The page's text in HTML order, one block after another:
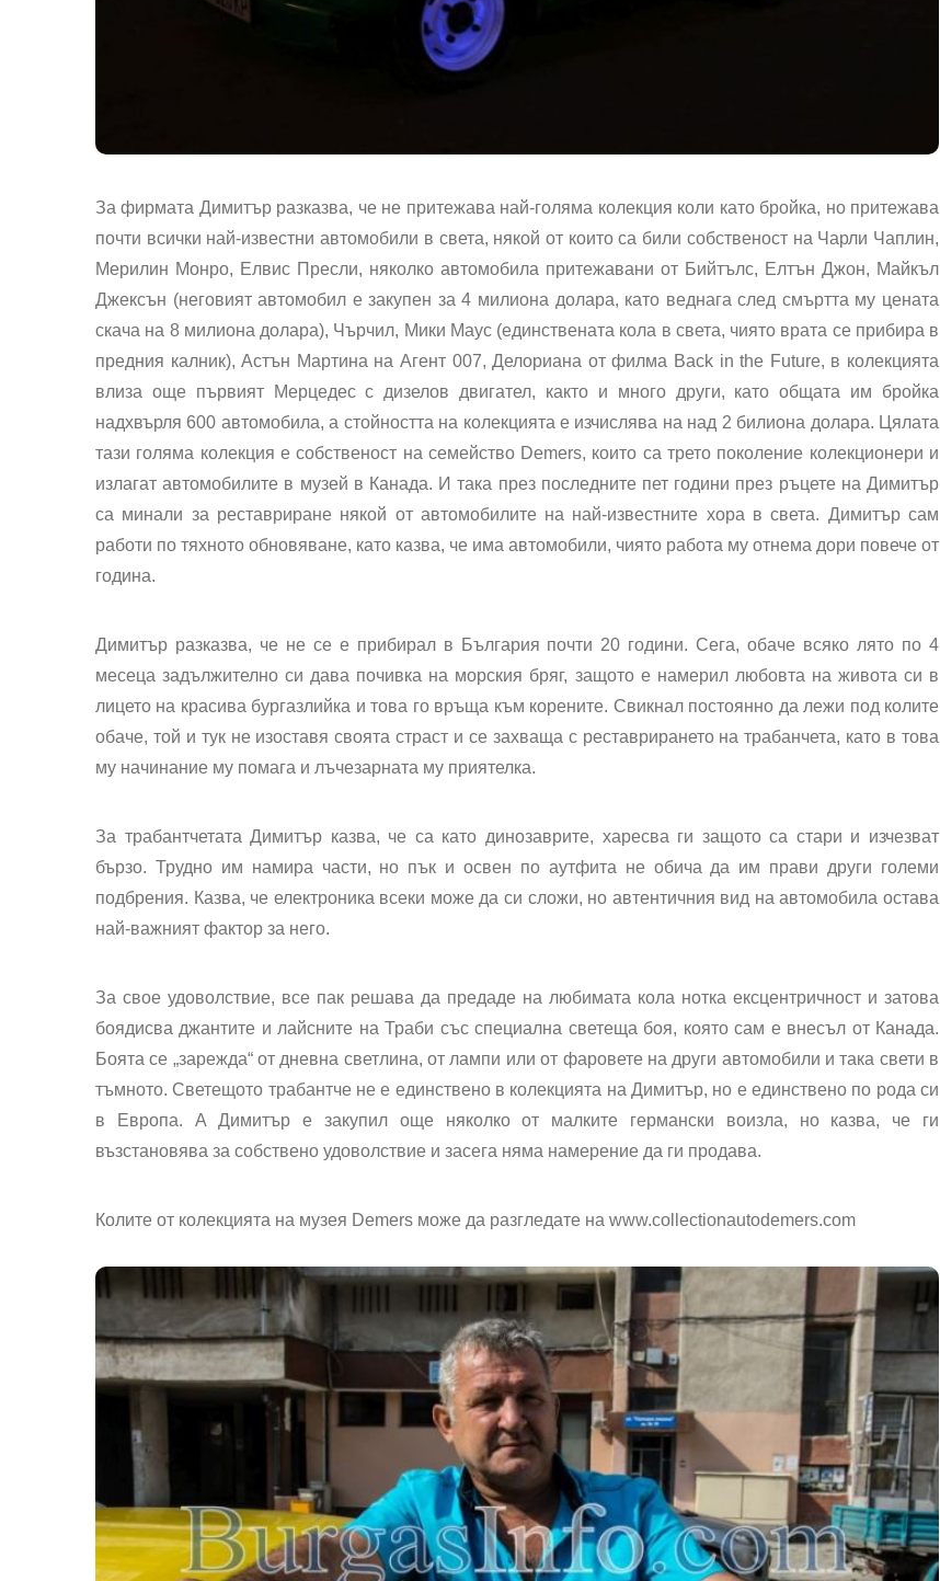
За фирмата Димитър разказва, че не притежава най-голяма колекция коли като бройка, но притежава
почти всички най-известни автомобили в света, някой от които са били собственост на Чарли Чаплин,
Мерилин Монро, Елвис Пресли, няколко автомобила притежавани от Бийтълс, Елтън Джон, Майкъл
Джексън (неговият автомобил е закупен за 4 милиона долара, като веднага след смъртта му цената
скача на 8 милиона долара), Чърчил, Мики Маус (единствената кола в света, чиято врата се прибира в
предния калник), Астън Мартина на Агент 007, Делориана от филма Back in the Future, в колекцията
влиза още първият Мерцедес с дизелов двигател, както и много други, като общата им бройка
надхвърля 600 автомобила, а стойността на колекцията е изчислява на над 2 билиона долара. Цялата
тази голяма колекция е собственост на семейство Demers, които са трето поколение колекционери и
излагат автомобилите в музей в Канада. И така през последните пет години през ръцете на Димитър
са минали за реставриране някой от автомобилите на най-известните хора в света. Димитър сам
работи по тяхното обновяване, като казва, че има автомобили, чиято работа му отнема дори повече от
година.
Димитър разказва, че не се е прибирал в България почти 20 години. Сега, обаче всяко лято по 4
месеца задължително си дава почивка на морския бряг, защото е намерил любовта на живота си в
лицето на красива бургазлийка и това го връща към корените. Свикнал постоянно да лежи под колите
обаче, той и тук не изоставя своята страст и се захваща с реставрирането на трабанчета, като в това
му начинание му помага и лъчезарната му приятелка.
За трабантчетата Димитър казва, че са като динозаврите, харесва ги защото са стари и изчезват
бързо. Трудно им намира части, но пък и освен по аутфита не обича да им прави други големи
подбрения. Казва, че електроника всеки може да си сложи, но автентичния вид на автомобила остава
най-важният фактор за него.
За свое удоволствие, все пак решава да предаде на любимата кола нотка ексцентричност и затова
боядисва джантите и лайсните на Траби със специална светеща боя, която сам е внесъл от Канада.
Боята се „зарежда“ от дневна светлина, от лампи или от фаровете на други автомобили и така свети в
тъмното. Светещото трабантче не е единствено в колекцията на Димитър, но е единствено по рода си
в Европа. А Димитър е закупил още няколко от малките германски воизла, но казва, че ги
възстановява за собствено удоволствие и засега няма намерение да ги продава.
Колите от колекцията на музея Demers може да разгледате на www.collectionautodemers.com